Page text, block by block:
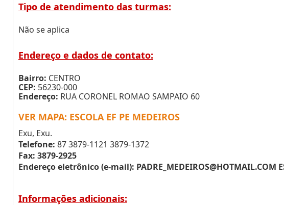
Tipo de atendimento das turmas:
Não se aplica
Endereço e dados de contato:
Bairro: CENTRO
CEP: 56230-000
Endereço: RUA CORONEL ROMAO SAMPAIO 60
VER MAPA: ESCOLA EF PE MEDEIROS
Exu, Exu.
Telefone: 87 3879-1121 3879-1372
Fax: 3879-2925
Endereço eletrônico (e-mail): PADRE_MEDEIROS@HOTMAIL.COM
Informações adicionais: